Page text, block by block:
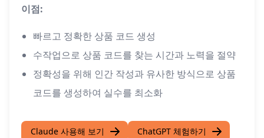
이점:
빠르고 정확한 상품 코드 생성
수작업으로 상품 코드를 찾는 시간과 노력을 절약
정확성을 위해 인간 작성과 유사한 방식으로 상품
코드를 생성하여 실수를 최소화
Claude 사용해 보기 ChatGPT 체험하기